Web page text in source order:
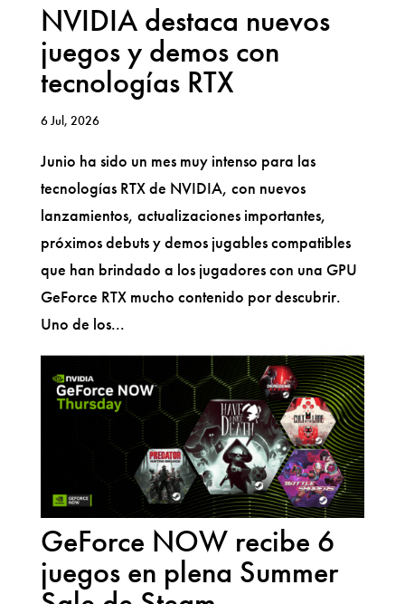
NVIDIA destaca nuevos
juegos y demos con
tecnologías RTX
6 Jul, 2026
Junio ha sido un mes muy intenso para las
tecnologías RTX de NVIDIA, con nuevos
lanzamientos, actualizaciones importantes,
próximos debuts y demos jugables compatibles
que han brindado a los jugadores con una GPU
GeForce RTX mucho contenido por descubrir.
Uno de los...
GeForce NOW recibe 6
juegos en plena Summer